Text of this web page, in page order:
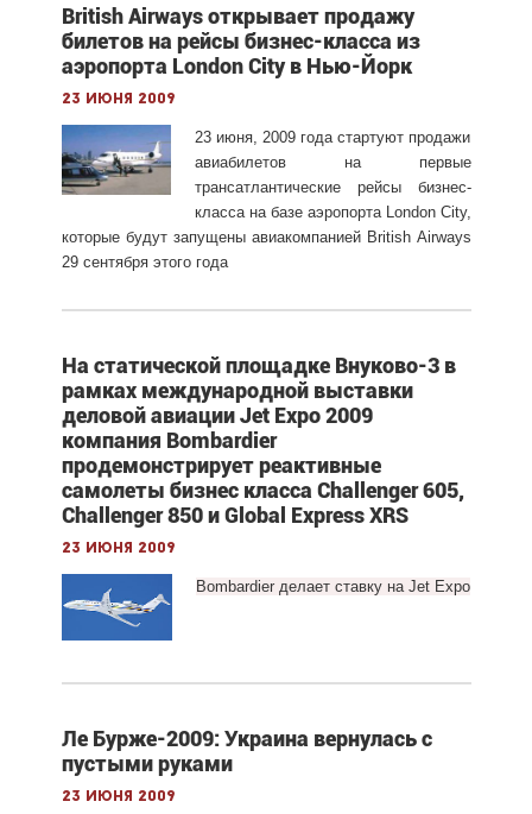
British Airways открывает продажу
билетов на рейсы бизнес-класса из
аэропорта London City в Нью-Йорк
23 июня 2009
23 июня, 2009 года стартуют продажи
авиабилетов на первые
трансатлантические рейсы бизнес-
класса на базе аэропорта London City,
которые будут запущены авиакомпанией British Airways
29 сентября этого года
На статической площадке Внуково-3 в
рамках международной выставки
деловой авиации Jet Expo 2009
компания Bombardier
продемонстрирует реактивные
самолеты бизнес класса Challenger 605,
Challenger 850 и Global Express XRS
23 июня 2009
Bombardier делает ставку на Jet Expo
Ле Бурже-2009: Украина вернулась с
пустыми руками
23 июня 2009